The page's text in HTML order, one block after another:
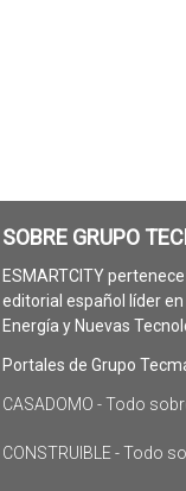
SOBRE GRUPO
ESMARTCITY
editorial español líder
Energía y Nuevas
Portales de Grupo
CASADOMO - Todo
CONSTRUIBLE - Todo